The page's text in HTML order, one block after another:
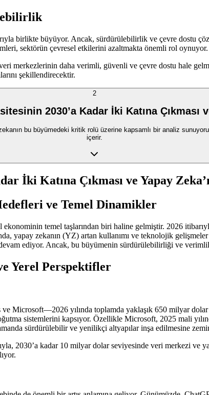
birlikte büyüyor. Ancak, sürdürülebilirlik ve çevre dostu
sektörün çevresel etkilerini azaltmakta önemli rol oynuyor.
merkezlerinin daha verimli, güvenli ve çevre dostu hale
şekillendirecektir.
2
2030’a Kadar İki Katına Çıkması
bu büyümedeki kritik rolü üzerine kapsamlı bir analiz
içerir.
İki Katına Çıkması ve Yapay
ve Temel Dinamikler
temel taşlarından biri haline gelmiştir. 2026
yapay zekanın (YZ) artan kullanımı ve teknolojik
ediyor. Ancak, bu büyümenin sürdürülebilirliği ve
Yerel Perspektifler
yılında toplamda yaklaşık 650 milyar dolar
sistemlerini kapsıyor. Özellikle Microsoft, 2025 mali
sürdürülebilir ve yenilikçi altyapılar inşa edilmesine
2030’a kadar 10 milyar dolar seviyesinde veri merkezi ve